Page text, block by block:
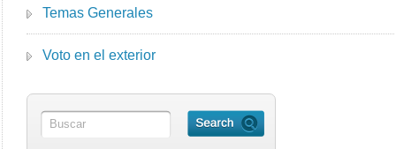
Temas Generales
Voto en el exterior